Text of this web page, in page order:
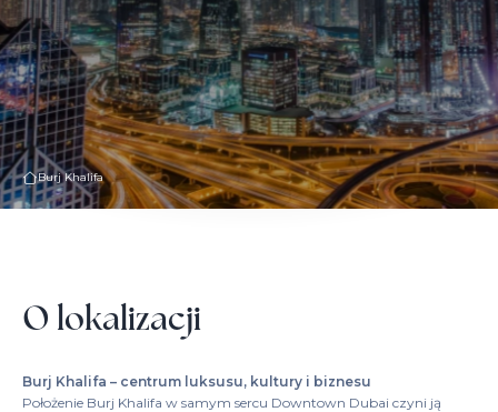
Burj Khalifa
O lokalizacji
Burj Khalifa – centrum luksusu, kultury i biznesu
Położenie Burj Khalifa w samym sercu Downtown Dubai czyni ją